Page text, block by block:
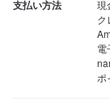
支払い方法
現
ク
電
ポ